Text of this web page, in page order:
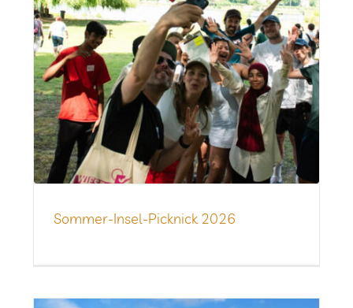
Som­­mer-Insel-Pick­­nick 2026